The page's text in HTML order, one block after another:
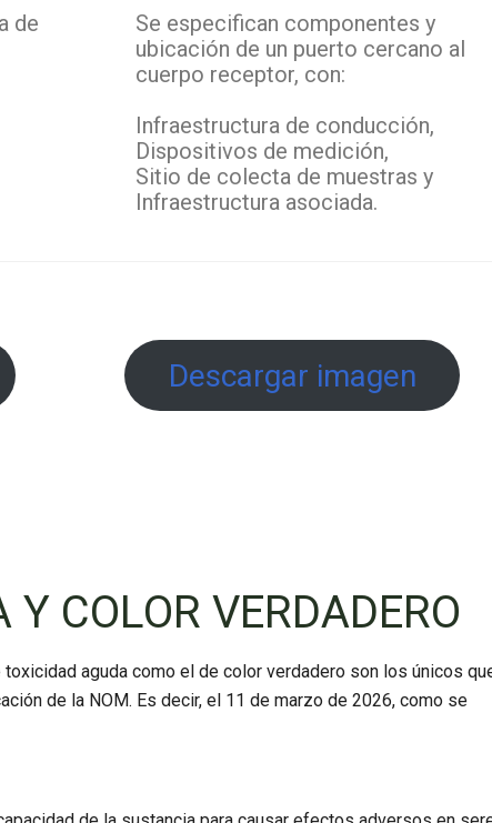
de
Se especifican componentes y
ubicación de un puerto cercano al
cuerpo receptor, con:
Infraestructura de conducción,
Dispositivos de medición,
Sitio de colecta de muestras y
Infraestructura asociada.
Descargar imagen
COLOR VERDADERO
aguda como el de color verdadero son los únicos
de la NOM. Es decir, el 11 de marzo de 2026, como se